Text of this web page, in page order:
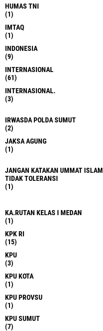
HUMAS TNI
(1)
IMTAQ
(1)
INDONESIA
(9)
INTERNASIONAL
(61)
INTERNASIONAL.
(3)
IRWASDA POLDA SUMUT
(2)
JAKSA AGUNG
(1)
JANGAN KATAKAN UMMAT ISLAM
TIDAK TOLERANSI
(1)
KA.RUTAN KELAS I MEDAN
(1)
KPK RI
(15)
KPU
(3)
KPU KOTA
(1)
KPU PROVSU
(1)
KPU SUMUT
(7)